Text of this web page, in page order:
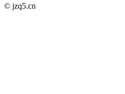
© jzq5.cn